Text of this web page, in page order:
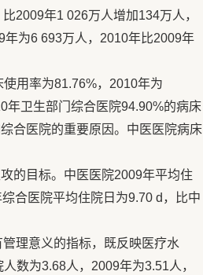
2009年1 026万人增加134万人，
为6 693万人，2010年比2009年
用率为81.76%，2010年为
年卫生部门综合医院94.90%的病床
合医院的重要原因。中医医院病床
的目标。中医医院2009年平均住
合医院平均住院日为9.70 d，比中
理意义的指标，既反映医疗水
数为3.68人，2009年为3.51人，